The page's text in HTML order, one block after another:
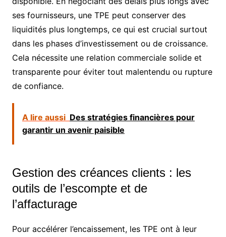
ses fournisseurs, une TPE peut conserver des
liquidités plus longtemps, ce qui est crucial surtout
dans les phases d’investissement ou de croissance.
Cela nécessite une relation commerciale solide et
transparente pour éviter tout malentendu ou rupture
de confiance.
A lire aussi Des stratégies financières pour
garantir un avenir paisible
Gestion des créances clients : les
outils de l’escompte et de
l’affacturage
Pour accélérer l’encaissement, les TPE ont à leur